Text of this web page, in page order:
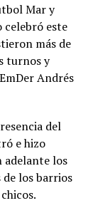
Mar y
celebró este
más de
turnos y
Andrés
del
e hizo
adelante los
los barrios